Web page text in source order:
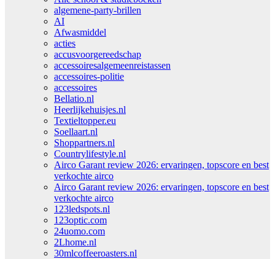
algemene-party-brillen
AI
Afwasmiddel
acties
accusvoorgereedschap
accessoiresalgemeenreistassen
accessoires-politie
accessoires
Bellatio.nl
Heerlijkehuisjes.nl
Textieltopper.eu
Soellaart.nl
Shoppartners.nl
Countrylifestyle.nl
Airco Garant review 2026: ervaringen, topscore en best
verkochte airco
Airco Garant review 2026: ervaringen, topscore en best
verkochte airco
123ledspots.nl
123optic.com
24uomo.com
2Lhome.nl
30mlcoffeeroasters.nl